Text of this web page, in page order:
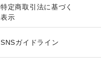
特定商取引法に基づく
表示
SNSガイドライン